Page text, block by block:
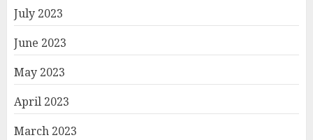
July 2023
June 2023
May 2023
April 2023
March 2023